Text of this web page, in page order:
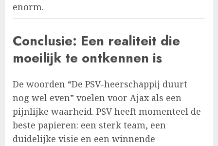
enorm.
Conclusie: Een realiteit die
moeilijk te ontkennen is
De woorden “De PSV-heerschappij duurt
nog wel even” voelen voor Ajax als een
pijnlijke waarheid. PSV heeft momenteel de
beste papieren: een sterk team, een
duidelijke visie en een winnende